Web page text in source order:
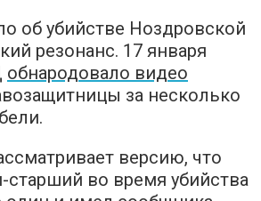
об убийстве Ноздровской
резонанс. 17 января
обнародовало видео
за несколько
версию, что
во время убийства